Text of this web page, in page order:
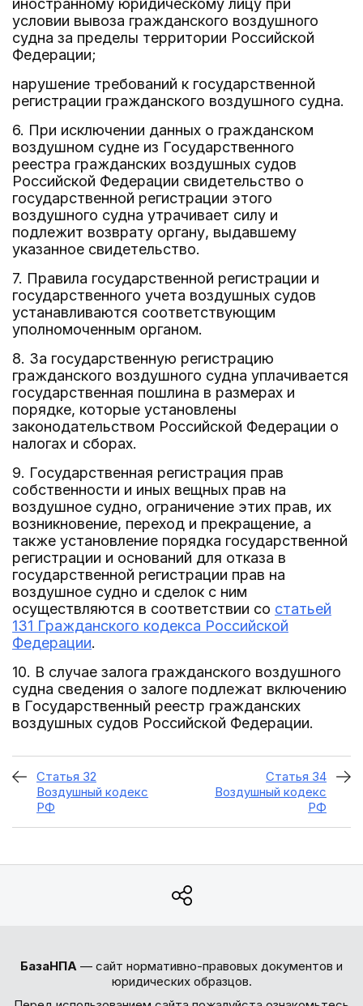
иностранному юридическому лицу при
условии вывоза гражданского воздушного
судна за пределы территории Российской
Федерации;
нарушение требований к государственной
регистрации гражданского воздушного судна.
6. При исключении данных о гражданском
воздушном судне из Государственного
реестра гражданских воздушных судов
Российской Федерации свидетельство о
государственной регистрации этого
воздушного судна утрачивает силу и
подлежит возврату органу, выдавшему
указанное свидетельство.
7. Правила государственной регистрации и
государственного учета воздушных судов
устанавливаются соответствующим
уполномоченным органом.
8. За государственную регистрацию
гражданского воздушного судна уплачивается
государственная пошлина в размерах и
порядке, которые установлены
законодательством Российской Федерации о
налогах и сборах.
9. Государственная регистрация прав
собственности и иных вещных прав на
воздушное судно, ограничение этих прав, их
возникновение, переход и прекращение, а
также установление порядка государственной
регистрации и оснований для отказа в
государственной регистрации прав на
воздушное судно и сделок с ним
осуществляются в соответствии со статьей
131 Гражданского кодекса Российской
Федерации.
10. В случае залога гражданского воздушного
судна сведения о залоге подлежат включению
в Государственный реестр гражданских
воздушных судов Российской Федерации.
Статья 32
Воздушный кодекс
РФ
Статья 34
Воздушный кодекс
РФ
БазаНПА — сайт нормативно-правовых документов и
юридических образцов.